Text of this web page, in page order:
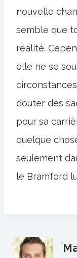
nouvelle
semble que
réalité.
elle ne se
douter des
pour sa
quelque
seulement
le Bramford